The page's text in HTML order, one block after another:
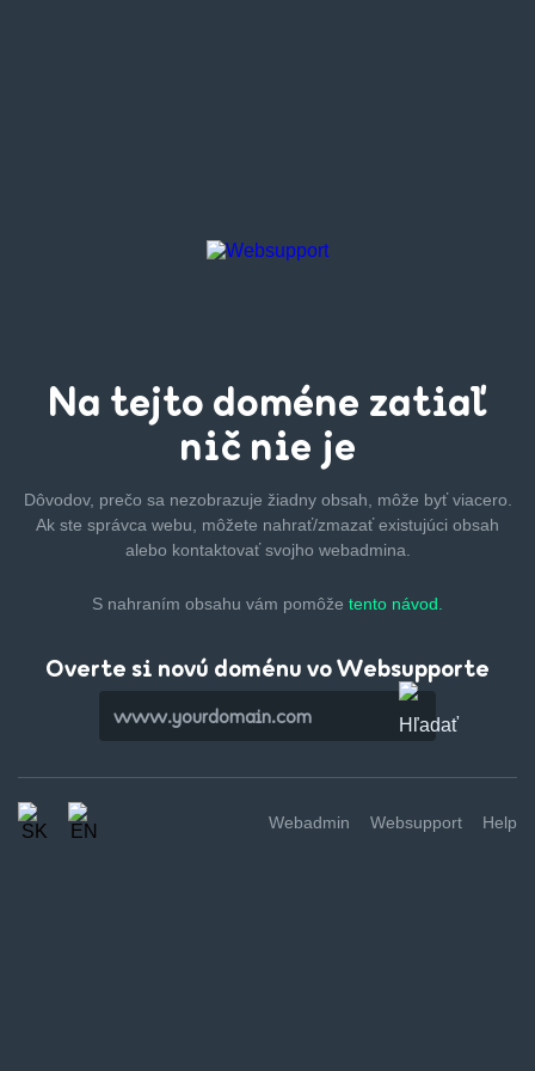
Na tejto doméne zatiaľ
nič nie je
Dôvodov, prečo sa nezobrazuje žiadny obsah, môže byťviacero.
Ak ste správca webu, môžete nahrať/zmazaťexistujúci obsah
alebo kontaktovať svojho webadmina.
S nahraním obsahu vám pomôže tento návod.
Overte si novú doménu vo Websupporte
Webadmin Websupport Help